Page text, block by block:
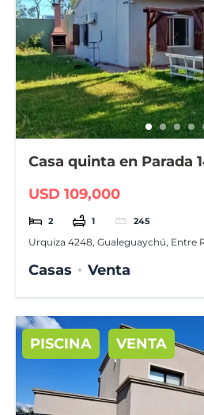
Casa quinta en Parada
USD 109,000
2 1 245
Urquiza 4248, Gualeguaychú, Entre
Casas Venta
PISCINA VENTA